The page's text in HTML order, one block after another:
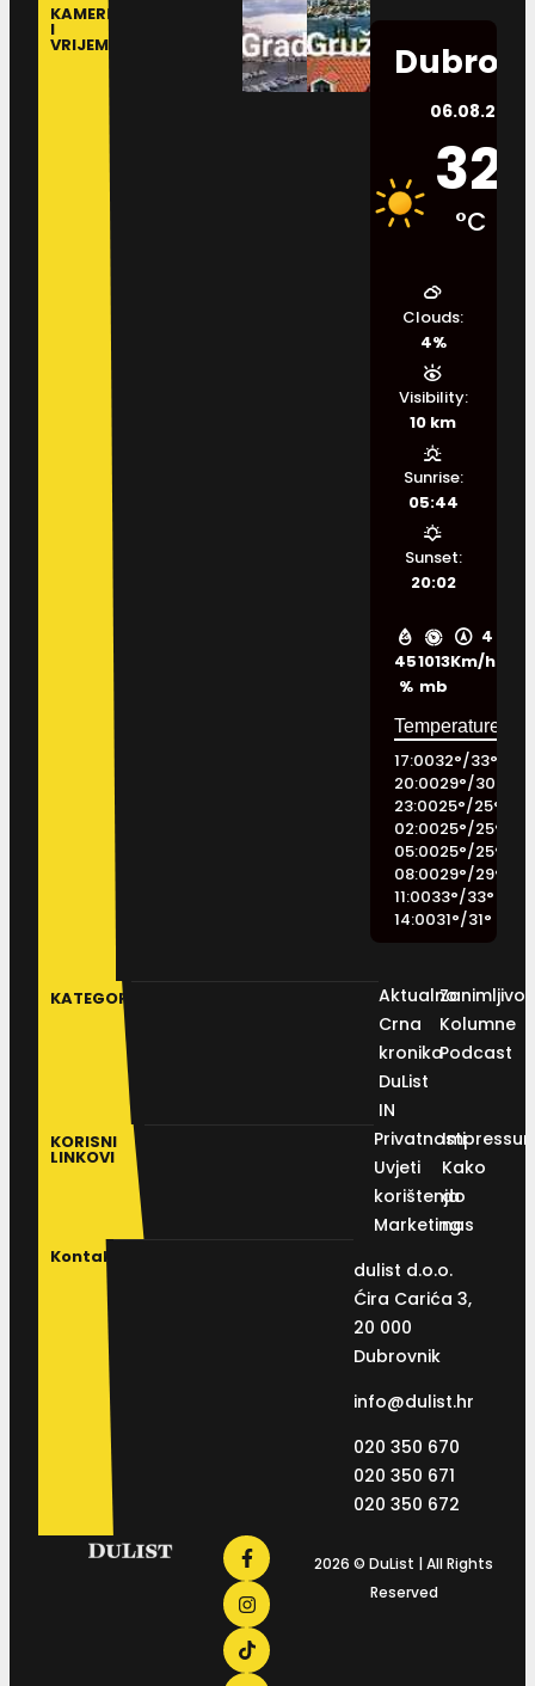
KAMERE
I
VRIJEME
06.08.2026.
32
°C
45
%
1013
mb
4
Km/h
Clouds:
4%
Visibility:
10 km
Sunrise:
05:44
Sunset:
20:02
17:0032°/33°
20:0029°/30
23:0025°/25°
02:0025°/25°
05:0025°/25°
08:0029°/29°
11:0033°/33°
14:0031°/31°
KATEGORIJE
Aktualno
Crna
kronika
DuList
IN
Kolumne
Podcast
KORISNI
LINKOVI
Privatnosti
Uvjeti
korištenja
Marketing
Kako
do
nas
Kontakt
dulist d.o.o.
Ćira Carića 3,
20 000
Dubrovnik
info@dulist.hr
020 350 670
020 350 671
020 350 672
2026 © DuList | All Rights
Reserved